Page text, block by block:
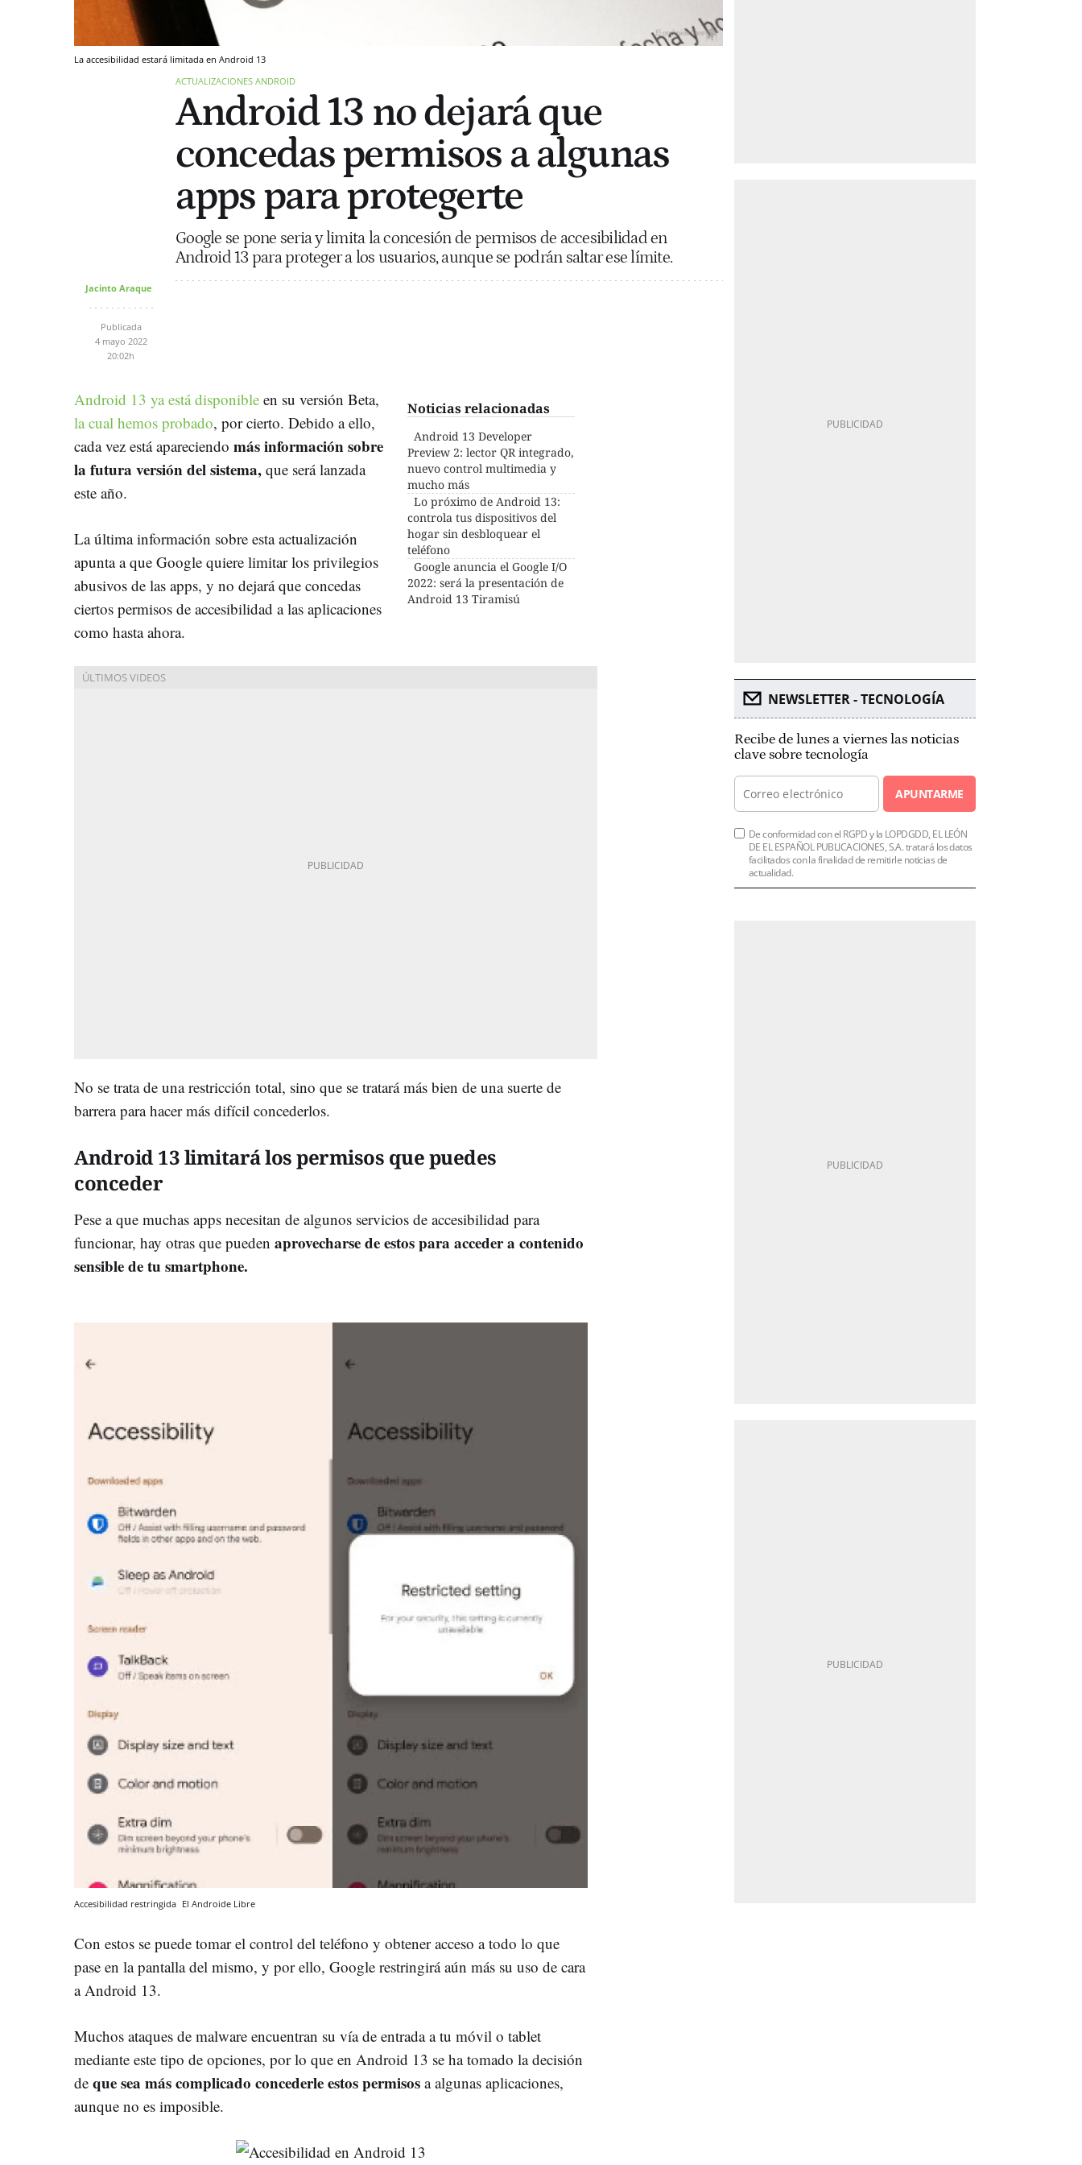
La accesibilidad estará limitada en Android 13
ACTUALIZACIONES ANDROID
Android 13 no dejará que
concedas permisos a algunas
apps para protegerte
Google se pone seria y limita la concesión de permisos de accesibilidad en
Android 13 para proteger a los usuarios, aunque se podrán saltar ese límite.
Jacinto Araque
Publicada
4 mayo 2022
20:02h
Noticias relacionadas
Android 13 Developer
Preview 2: lector QR integrado,
nuevo control multimedia y
mucho más
Lo próximo de Android 13:
controla tus dispositivos del
hogar sin desbloquear el
teléfono
Google anuncia el Google I/O
2022: será la presentación de
Android 13 Tiramisú
Android 13 ya está disponible en su versión Beta,
la cual hemos probado, por cierto. Debido a ello,
cada vez está apareciendo más información sobre
la futura versión del sistema, que será lanzada
este año.
La última información sobre esta actualización
apunta a que Google quiere limitar los privilegios
abusivos de las apps, y no dejará que concedas
ciertos permisos de accesibilidad a las aplicaciones
como hasta ahora.
No se trata de una restricción total, sino que se tratará más bien de una suerte de
barrera para hacer más difícil concederlos.
Android 13 limitará los permisos que puedes
conceder
Pese a que muchas apps necesitan de algunos servicios de accesibilidad para
funcionar, hay otras que pueden aprovecharse de estos para acceder a contenido
sensible de tu smartphone.
Accesibilidad restringida El Androide Libre
Con estos se puede tomar el control del teléfono y obtener acceso a todo lo que
pase en la pantalla del mismo, y por ello, Google restringirá aún más su uso de cara
a Android 13.
Muchos ataques de malware encuentran su vía de entrada a tu móvil o tablet
mediante este tipo de opciones, por lo que en Android 13 se ha tomado la decisión
de que sea más complicado concederle estos permisos a algunas aplicaciones,
aunque no es imposible.
NEWSLETTER - TECNOLOGÍA
Recibe de lunes a viernes las noticias
clave sobre tecnología
APUNTARME
De conformidad con el RGPD y la LOPDGDD, EL LEÓN
DE EL ESPAÑOL PUBLICACIONES, S.A. tratará los datos
facilitados con la finalidad de remitirle noticias de
actualidad.